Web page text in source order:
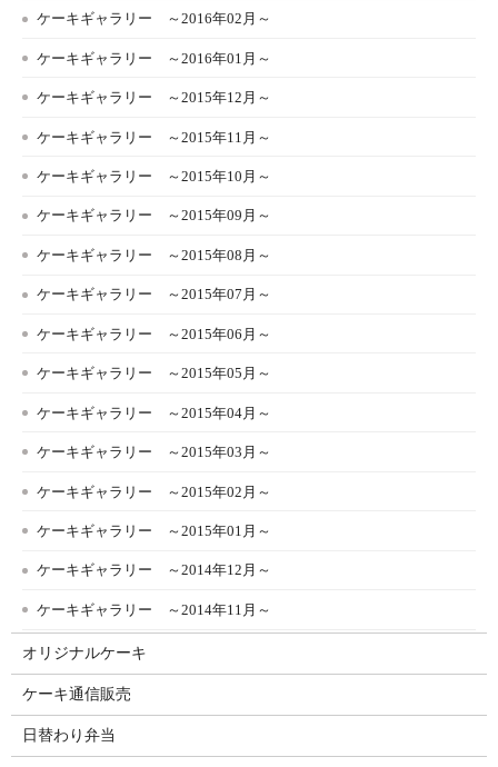
ケーキギャラリー ～2016年02月～
ケーキギャラリー ～2016年01月～
ケーキギャラリー ～2015年12月～
ケーキギャラリー ～2015年11月～
ケーキギャラリー ～2015年10月～
ケーキギャラリー ～2015年09月～
ケーキギャラリー ～2015年08月～
ケーキギャラリー ～2015年07月～
ケーキギャラリー ～2015年06月～
ケーキギャラリー ～2015年05月～
ケーキギャラリー ～2015年04月～
ケーキギャラリー ～2015年03月～
ケーキギャラリー ～2015年02月～
ケーキギャラリー ～2015年01月～
ケーキギャラリー ～2014年12月～
ケーキギャラリー ～2014年11月～
オリジナルケーキ
ケーキ通信販売
日替わり弁当